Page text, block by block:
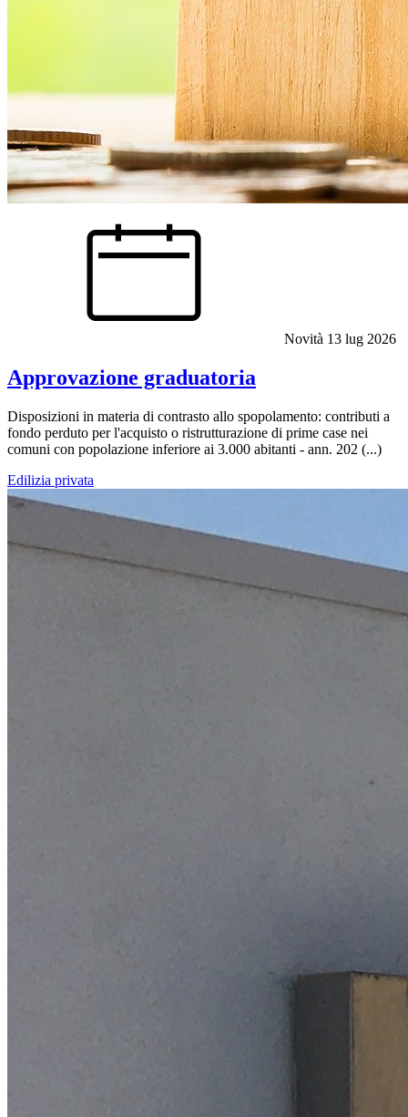
Novità 13 lug 2026
Approvazione graduatoria
Disposizioni in materia di contrasto allo spopolamento: contributi a
fondo perduto per l'acquisto o ristrutturazione di prime case nei
comuni con popolazione inferiore ai 3.000 abitanti - ann. 202 (...)
Edilizia privata